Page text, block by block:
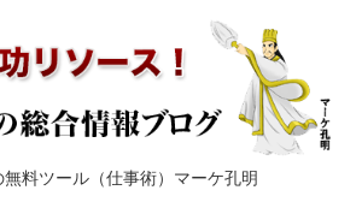
料ツール（仕事術）マーケ孔明